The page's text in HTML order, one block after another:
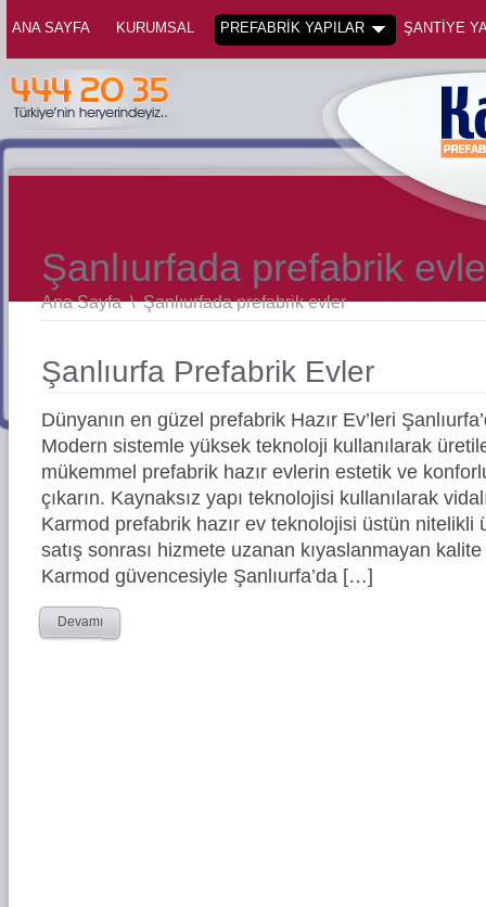
ANA SAYFA KURUMSAL PREFABRİK YAPILAR ŞANTİYE
Şanlıurfada prefabrik
Ana Sayfa \Şanlıurfada prefabrik evler
Şanlıurfa Prefabrik Evler
Dünyanın en güzel prefabrik Hazır Ev’leri
Modern sistemle yüksek teknoloji kullanılarak
mükemmel prefabrik hazır evlerin estetik ve
çıkarın. Kaynaksız yapı teknolojisi kullanılarak
Karmod prefabrik hazır ev teknolojisi üstün nitelikli
satış sonrası hizmete uzanan kıyaslanmayan kalite
Karmod güvencesiyle Şanlıurfa’da […]
Devamı